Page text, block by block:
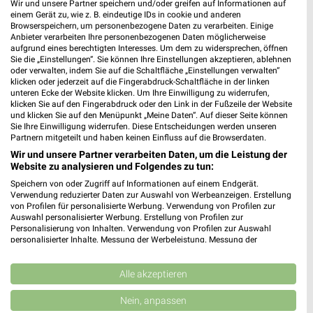
22,5 km
Angebote ab 25.07.
Gültig bis Sa. 08.08.
9,9 km
Angebote ab 10.08.
Gültig ab Mo. 10.08.
Lidl PENNY
Wir und unsere Partner speichern und/oder greifen auf Informationen auf
einem Gerät zu, wie z. B. eindeutige IDs in cookie und anderen
Browserspeichern, um personenbezogene Daten zu verarbeiten. Einige
Anbieter verarbeiten Ihre personenbezogenen Daten möglicherweise
aufgrund eines berechtigten Interesses. Um dem zu widersprechen, öffnen
Sie die „Einstellungen“. Sie können Ihre Einstellungen akzeptieren, ablehnen
oder verwalten, indem Sie auf die Schaltfläche „Einstellungen verwalten“
klicken oder jederzeit auf die Fingerabdruck-Schaltfläche in der linken
unteren Ecke der Website klicken. Um Ihre Einwilligung zu widerrufen,
klicken Sie auf den Fingerabdruck oder den Link in der Fußzeile der Website
und klicken Sie auf den Menüpunkt „Meine Daten“. Auf dieser Seite können
Sie Ihre Einwilligung widerrufen. Diese Entscheidungen werden unseren
Partnern mitgeteilt und haben keinen Einfluss auf die Browserdaten.
Wir und unsere Partner verarbeiten Daten, um die Leistung der
Website zu analysieren und Folgendes zu tun:
Speichern von oder Zugriff auf Informationen auf einem Endgerät.
Verwendung reduzierter Daten zur Auswahl von Werbeanzeigen. Erstellung
von Profilen für personalisierte Werbung. Verwendung von Profilen zur
Auswahl personalisierter Werbung. Erstellung von Profilen zur
Personalisierung von Inhalten. Verwendung von Profilen zur Auswahl
personalisierter Inhalte. Messung der Werbeleistung. Messung der
Kombinationen von Daten aus verschiedenen Quellen. Entwicklung und
Verbesserung der Angebote. Verwendung reduzierter Daten zur Auswahl
von Inhalten.
Daten können außerhalb der Europäischen Union weitergegeben und in die
Alle akzeptieren
Nein, anpassen